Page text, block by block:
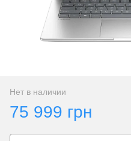
Нет в наличии
75 999 грн